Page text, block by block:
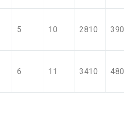
5 10 2810
6 11 3410